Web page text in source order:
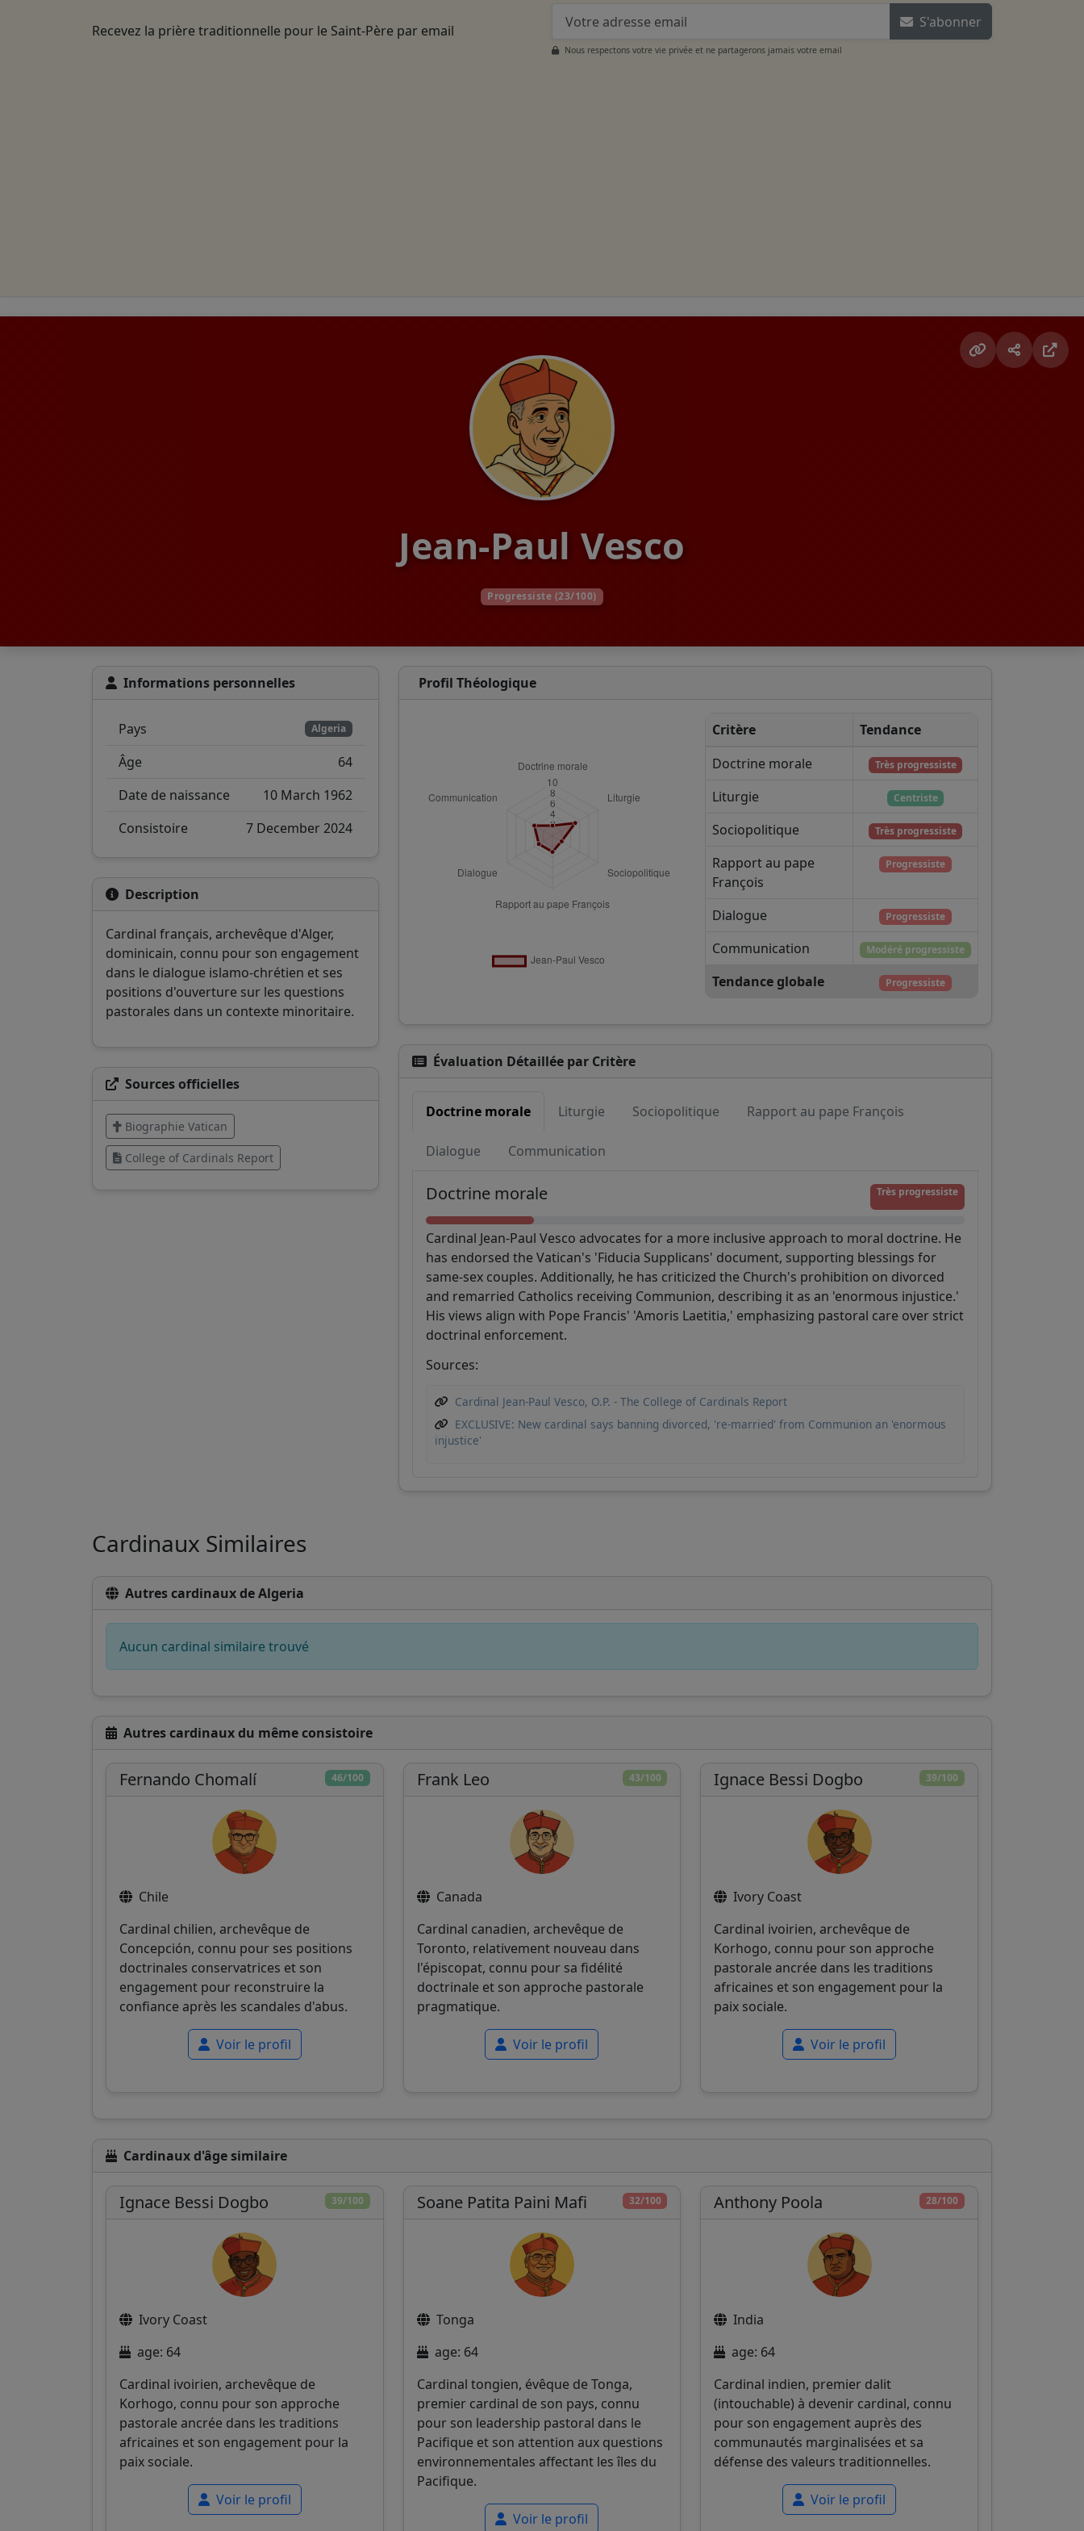
Recevez la prière traditionnelle pour le Saint-Père par email S'abonner
Nous respectons votre vie privée et ne partagerons jamais votre email
Jean-Paul Vesco
Progressiste (23/100)
Informations personnelles
Pays Algeria
Âge
64
Date de naissance
10 March 1962
Consistoire
7 December 2024
Description
Cardinal français, archevêque d'Alger,
dominicain, connu pour son engagement
dans le dialogue islamo-chrétien et ses
positions d'ouverture sur les questions
pastorales dans un contexte minoritaire.
Sources officielles
Biographie Vatican
College of Cardinals Report
Profil Théologique
Critère
Tendance
Doctrine morale
Très progressiste
Liturgie Centriste
Sociopolitique Très progressiste
Rapport au pape
François
Progressiste
Dialogue Progressiste
Communication Modéré progressiste
Tendance globale Progressiste
Évaluation Détaillée par Critère
Doctrine morale Liturgie Sociopolitique Rapport au pape François
Dialogue Communication
Doctrine morale Très progressiste
Cardinal Jean-Paul Vesco advocates for a more inclusive approach to moral doctrine. He
has endorsed the Vatican's 'Fiducia Supplicans' document, supporting blessings for
same-sex couples. Additionally, he has criticized the Church's prohibition on divorced
and remarried Catholics receiving Communion, describing it as an 'enormous injustice.'
His views align with Pope Francis' 'Amoris Laetitia,' emphasizing pastoral care over strict
doctrinal enforcement.
Sources:
Cardinal Jean-Paul Vesco, O.P. - The College of Cardinals Report
EXCLUSIVE: New cardinal says banning divorced, 're-married' from Communion an 'enormous
injustice'
Cardinaux Similaires
Autres cardinaux de Algeria
Aucun cardinal similaire trouvé
Autres cardinaux du même consistoire
46/100
Fernando Chomalí
Chile
Cardinal chilien, archevêque de
Concepción, connu pour ses positions
doctrinales conservatrices et son
engagement pour reconstruire la
confiance après les scandales d'abus.
Voir le profil
43/100
Frank Leo
Canada
Cardinal canadien, archevêque de
Toronto, relativement nouveau dans
l'épiscopat, connu pour sa fidélité
doctrinale et son approche pastorale
pragmatique.
Voir le profil
39/100
Ignace Bessi Dogbo
Ivory Coast
Cardinal ivoirien, archevêque de
Korhogo, connu pour son approche
pastorale ancrée dans les traditions
africaines et son engagement pour la
paix sociale.
Voir le profil
Cardinaux d'âge similaire
39/100
Ignace Bessi Dogbo
Ivory Coast
age: 64
Cardinal ivoirien, archevêque de
Korhogo, connu pour son approche
pastorale ancrée dans les traditions
africaines et son engagement pour la
paix sociale.
Voir le profil
32/100
Soane Patita Paini Mafi
Tonga
age: 64
Cardinal tongien, évêque de Tonga,
premier cardinal de son pays, connu
pour son leadership pastoral dans le
Pacifique et son attention aux questions
environnementales affectant les îles du
Pacifique.
Voir le profil
28/100
Anthony Poola
India
age: 64
Cardinal indien, premier dalit
(intouchable) à devenir cardinal, connu
pour son engagement auprès des
communautés marginalisées et sa
défense des valeurs traditionnelles.
Voir le profil
Soutenez CatéGPT
Aidez-nous à continuer notre mission
CatéGPT, la structure qui a créé Conclavoscope, a